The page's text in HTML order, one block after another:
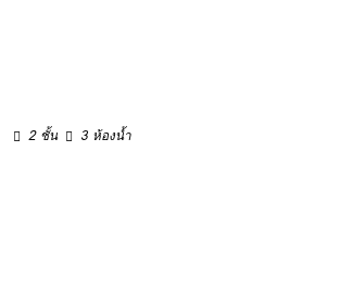
2 ชั้น 3 ห้องน้ำ